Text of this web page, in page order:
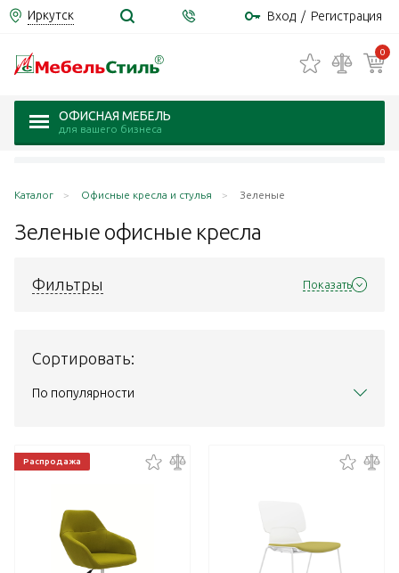
Иркутск Вход / Регистрация
0
ОФИСНАЯ МЕБЕЛЬ
для вашего бизнеса
Каталог Офисные кресла и стулья Зеленые
Зеленые офисные кресла
Фильтры Показать
Сортировать:
По популярности
Распродажа